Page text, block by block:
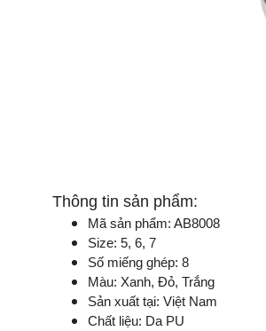
Thông tin sản phẩm:
Mã sản phẩm: AB8008
Size: 5, 6, 7
Số miếng ghép: 8
Màu: Xanh, Đỏ, Trắng
Sản xuất tại: Việt Nam
Chất liệu: Da PU